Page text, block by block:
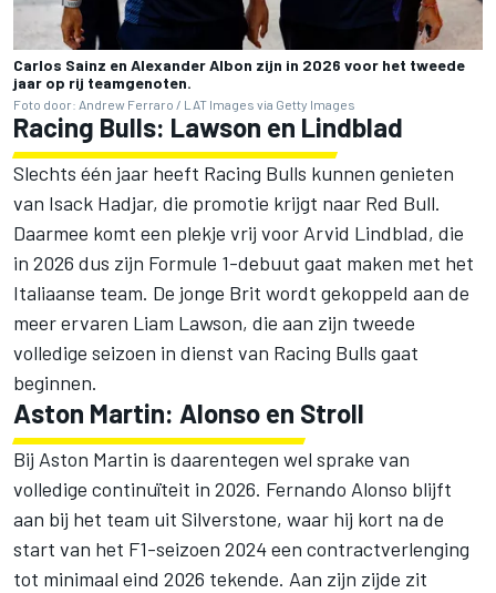
Carlos Sainz en Alexander Albon zijn in 2026 voor het tweede
jaar op rij teamgenoten.
Foto door: Andrew Ferraro / LAT Images via Getty Images
Racing Bulls: Lawson en Lindblad
Slechts één jaar heeft Racing Bulls kunnen genieten
van Isack Hadjar, die promotie krijgt naar Red Bull.
Daarmee komt een plekje vrij voor Arvid Lindblad, die
in 2026 dus zijn Formule 1-debuut gaat maken met het
Italiaanse team. De jonge Brit wordt gekoppeld aan de
meer ervaren Liam Lawson, die aan zijn tweede
volledige seizoen in dienst van Racing Bulls gaat
beginnen.
Aston Martin: Alonso en Stroll
Bij Aston Martin is daarentegen wel sprake van
volledige continuïteit in 2026. Fernando Alonso blijft
aan bij het team uit Silverstone, waar hij kort na de
start van het F1-seizoen 2024 een contractverlenging
tot minimaal eind 2026 tekende. Aan zijn zijde zit